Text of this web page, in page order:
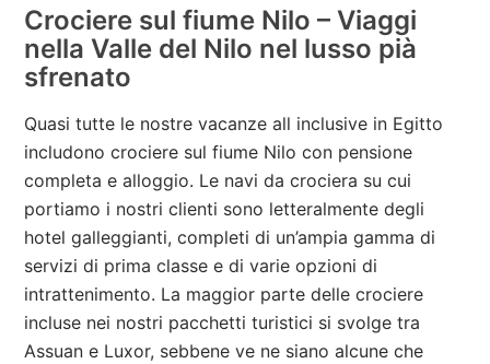
Crociere sul fiume Nilo – Viaggi
nella Valle del Nilo nel lusso pià
sfrenato
Quasi tutte le nostre vacanze all inclusive in Egitto
includono crociere sul fiume Nilo con pensione
completa e alloggio. Le navi da crociera su cui
portiamo i nostri clienti sono letteralmente degli
hotel galleggianti, completi di un’ampia gamma di
servizi di prima classe e di varie opzioni di
intrattenimento. La maggior parte delle crociere
incluse nei nostri pacchetti turistici si svolge tra
Assuan e Luxor, sebbene ve ne siano alcune che